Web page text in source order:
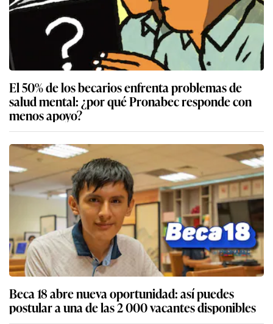
El 50% de los becarios enfrenta problemas de
salud mental: ¿por qué Pronabec responde con
menos apoyo?
Beca 18 abre nueva oportunidad: así puedes
postular a una de las 2 000 vacantes disponibles